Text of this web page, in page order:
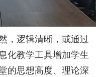
，逻辑清晰，或通过
化教学工具增加学生
的思想高度、理论深